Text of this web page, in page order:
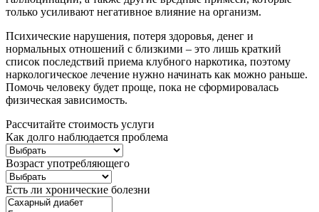
только усиливают негативное влияние на организм.
Психические нарушения, потеря здоровья, денег и
нормальных отношений с близкими – это лишь краткий
список последствий приема клубного наркотика, поэтому
наркологическое лечение нужно начинать как можно раньше.
Помочь человеку будет проще, пока не сформировалась
физическая зависимость.
Рассчитайте стоимость услуги
Как долго наблюдается проблема
Возраст употребляющего
Есть ли хронические болезни